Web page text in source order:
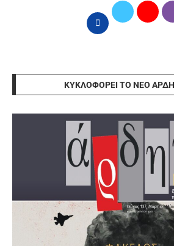
ΚΥΚΛΟΦΟΡΕΊ ΤΟ ΝΈΟ